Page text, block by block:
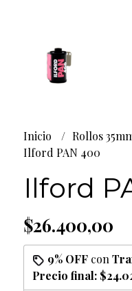
Inicio Rollos
Ilford PAN 400
Ilford
$26.400,00
9% OFFcon
Precio final: